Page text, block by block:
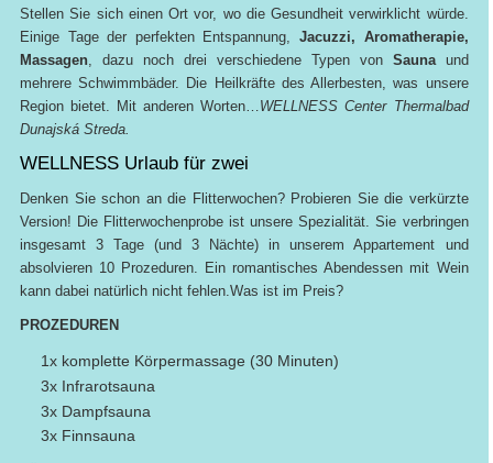
Stellen Sie sich einen Ort vor, wo die Gesundheit verwirklicht würde.
Einige Tage der perfekten Entspannung, Jacuzzi, Aromatherapie,
Massagen, dazu noch drei verschiedene Typen von Sauna und
mehrere Schwimmbäder. Die Heilkräfte des Allerbesten, was unsere
Region bietet. Mit anderen Worten…WELLNESS Center Thermalbad
Dunajská Streda.
WELLNESS Urlaub für zwei
Denken Sie schon an die Flitterwochen? Probieren Sie die verkürzte
Version! Die Flitterwochenprobe ist unsere Spezialität. Sie verbringen
insgesamt 3 Tage (und 3 Nächte) in unserem Appartement und
absolvieren 10 Prozeduren. Ein romantisches Abendessen mit Wein
kann dabei natürlich nicht fehlen.Was ist im Preis?
PROZEDUREN
1x komplette Körpermassage (30 Minuten)
3x Infrarotsauna
3x Dampfsauna
3x Finnsauna